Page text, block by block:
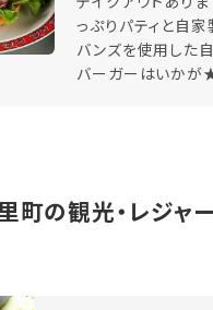
っぷりパティと自
バンズを使用した
バーガーはいかが
町の観光・レジャ